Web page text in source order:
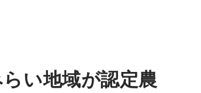
い地域が認定農